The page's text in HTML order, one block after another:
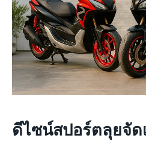
ดีไซน์สปอร์ตลุยจัด